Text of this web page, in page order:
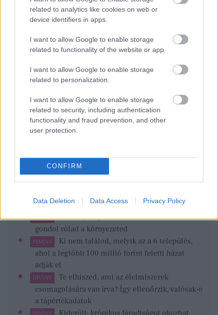
related to analytics like cookies on web or
device identifiers in apps.
I want to allow Google to enable storage
related to functionality of the website or app.
I want to allow Google to enable storage
related to personalization.
I want to allow Google to enable storage
related to security, including authentication
functionality and fraud prevention, and other
user protection.
CONFIRM
Data Deletion Data Access Privacy Policy
fejleszti a gyerekek agyát ez a tevékenység, ami a
vidékieknek szinte természetes - GLAMOUR
Ő itt Polgár Judit ritkán látott férje, 26 éve vannak
Napi horoszkóp: A Mérlegre nagy találkozás vár, a
Szűz egyedül érzi magát augusztus 8-án
átalakuláson esett át az énekesnő
FEMINA
Személyiségteszt: most kiderül, mit
gondol rólad a környezeted
FEMINA
Ki nem találod, melyik az a 6 település,
ahol a legtöbb 100 millió forint feletti házat
adják el
DÍVÁNY
Te elhiszed, ami az élelmiszerek
csomagolására van írva? Így ellenőrzik, valósak-e
a tápértékadatok